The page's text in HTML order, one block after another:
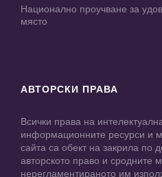
Национално проучване за
място
АВТОРСКИ ПРАВА
Всички права на
информационните ресурси и
сайта са обект на закрила по
авторското право и сродните
нерегламентираното им